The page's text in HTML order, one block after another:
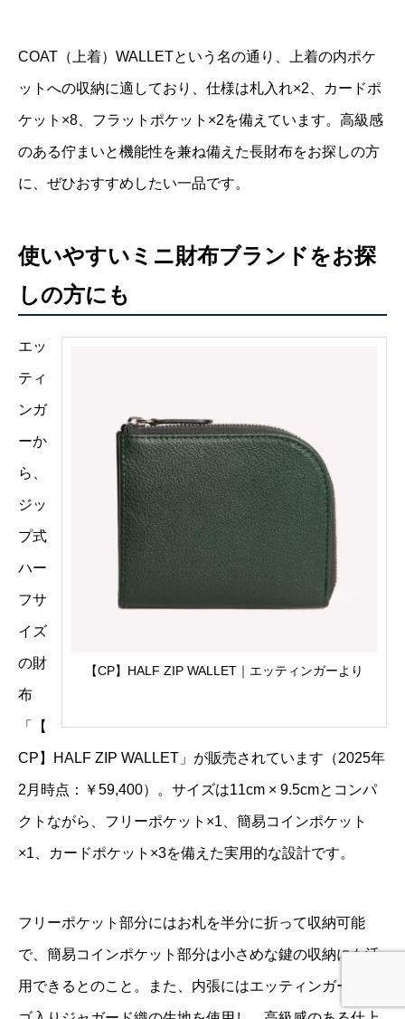
COAT（上着）WALLETという名の通り、上着の内ポケ
ットへの収納に適しており、仕様は札入れ×2、カードポ
ケット×8、フラットポケット×2を備えています。高級感
のある佇まいと機能性を兼ね備えた長財布をお探しの方
に、ぜひおすすめしたい一品です。
使いやすいミニ財布ブランドをお探
しの方にも
【CP】HALF ZIP WALLET｜エッティンガーより
エッ
ティ
ンガ
ーか
ら、
ジッ
プ式
ハー
フサ
イズ
の財
布
「【
CP】HALF ZIP WALLET」が販売されています（2025年
2月時点：￥59,400）。サイズは11cm × 9.5cmとコンパ
クトながら、フリーポケット×1、簡易コインポケット
×1、カードポケット×3を備えた実用的な設計です。
フリーポケット部分にはお札を半分に折って収納可能
で、簡易コインポケット部分は小さめな鍵の収納にも活
用できるとのこと。また、内張にはエッティンガーのロ